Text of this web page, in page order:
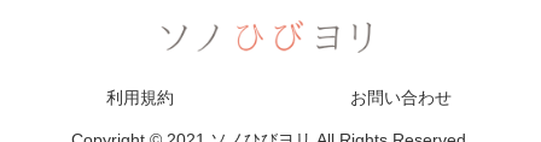
利用規約 お問い合わせ